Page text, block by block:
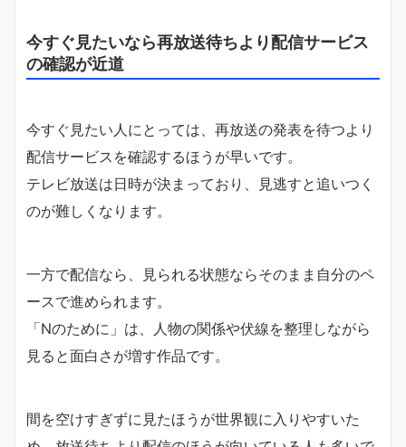
今すぐ見たいなら再放送待ちより配信サービス
の確認が近道
今すぐ見たい人にとっては、再放送の発表を待つより
配信サービスを確認するほうが早いです。
テレビ放送は日時が決まっており、見逃すと追いつく
のが難しくなります。
一方で配信なら、見られる状態ならそのまま自分のペ
ースで進められます。
「Nのために」は、人物の関係や伏線を整理しながら
見ると面白さが増す作品です。
間を空けすぎずに見たほうが世界観に入りやすいた